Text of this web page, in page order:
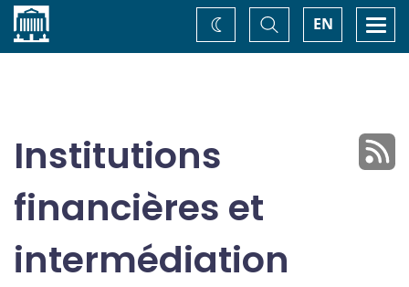
Accueil EN
Basculer
la
recherche
Changez
de
Institutions
financières et
intermédiation